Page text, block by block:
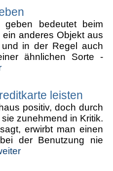
bedeutet beim
anderes Objekt aus
in der Regel auch
ähnlichen Sorte -
leisten
positiv, doch durch
zunehmend in Kritik.
erwirbt man einen
der Benutzung nie